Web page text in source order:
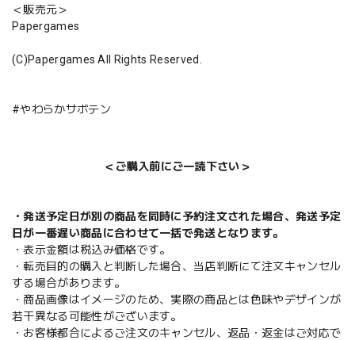
＜販売元＞
Papergames
(C)Papergames All Rights Reserved.
#やわらかサボテン
＜ご購入前にご一読下さい＞
・発送予定日が別の商品を同時に予約注文された場合、発送予定
日が一番遅い商品に合わせて一括で発送となります。
・表示金額は税込み価格です。
・転売目的の購入と判断した場合、当店判断にて注文キャンセル
する場合があります。
・商品画像はイメージのため、実際の商品とは色味やデザインが
若干異なる可能性がございます。
・お客様都合によるご注文のキャンセル、返品・返金はご対応で